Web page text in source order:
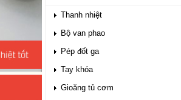
Thanh nhiệt
Bộ van phao
Pép đốt ga
Tay khóa
Gioăng tủ cơm